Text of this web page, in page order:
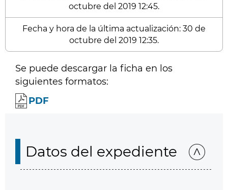
octubre del 2019 12:45.
Fecha y hora de la última actualización: 30 de
octubre del 2019 12:35.
Se puede descargar la ficha en los
siguientes formatos:
PDF
Datos del expediente